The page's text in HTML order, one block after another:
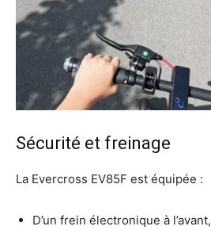
Sécurité et freinage
La Evercross EV85F est équipée :
D’un frein électronique à l’avant,